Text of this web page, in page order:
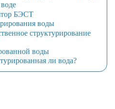
БЭСТ
воды
структурирование
воды
ли вода?